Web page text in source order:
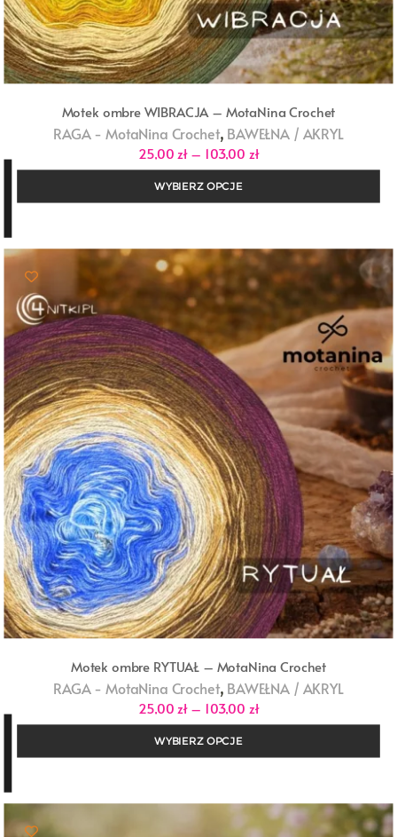
Motek ombre WIBRACJA – MotaNina Crochet
RAGA - MotaNina Crochet, BAWEŁNA / AKRYL
25,00 zł – 103,00 złZakres
cen:
do
WYBIERZ OPCJE
Motek ombre RYTUAŁ – MotaNina Crochet
RAGA - MotaNina Crochet, BAWEŁNA / AKRYL
25,00 zł – 103,00 złZakres
cen:
do
WYBIERZ OPCJE